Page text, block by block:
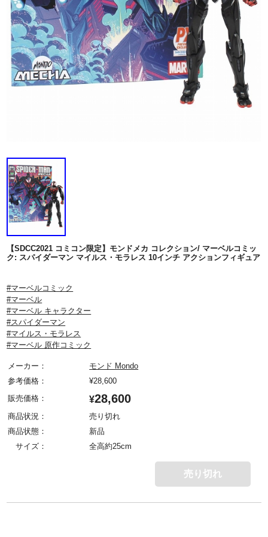
【SDCC2021 コミコン限定】モンドメカ コレクション/ マーベルコミッ
ク: スパイダーマン マイルス・モラレス 10インチ アクションフィギュア
#マーベルコミック
#マーベル
#マーベル キャラクター
#スパイダーマン
#マイルス・モラレス
#マーベル 原作コミック
メーカー：
モンド Mondo
参考価格：
¥28,600
販売価格：
¥28,600
商品状況：
売り切れ
商品状態：
新品
サイズ：
全高約25cm
売り切れ